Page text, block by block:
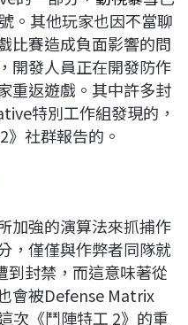
。其他玩家也因不當聊
比賽造成負面影響的問
開發人員正在開發防作
重返遊戲。其中許多封
特別工作組發現的，
社群報告的。
加強的演算法來抓捕作
，僅僅與作弊者同隊就
到封禁，而這意味著從
會被Defense Matrix
次《鬥陣特工 2》的重